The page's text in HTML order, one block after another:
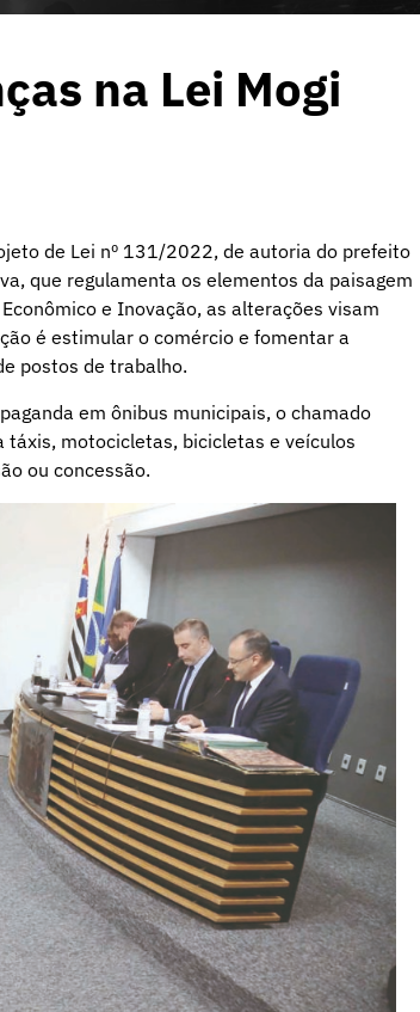
na Lei Mogi
de Lei nº 131/2022, de autoria do prefeito
que regulamenta os elementos da paisagem
e Inovação, as alterações visam
é estimular o comércio e fomentar a
postos de trabalho.
em ônibus municipais, o chamado
táxis, motocicletas, bicicletas e veículos
ou concessão.